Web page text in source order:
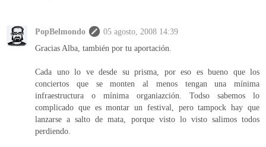
PopBelmondo
05 agosto, 2008 14:39
Gracias Alba, también por tu aportación.
Cada uno lo ve desde su prisma, por eso es bueno que los
conciertos que se monten al menos tengan una mínima
infraestructura o mínima organiazción. Todso sabemos lo
complicado que es montar un festival, pero tampock hay que
lanzarse a salto de mata, porque visto lo visto salimos todos
perdiendo.